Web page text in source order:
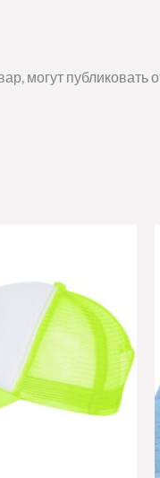
могут публиковать